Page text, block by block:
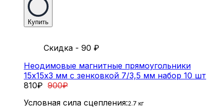
Купить
Скидка - 90 ₽
Неодимовые магнитные прямоугольники
15х15х3 мм с зенковкой 7/3,5 мм набор 10 шт
810₽ 900₽
Условная сила сцепления:2.7 кг